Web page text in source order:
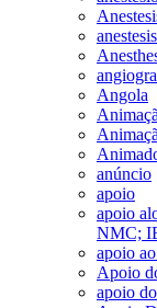
Angola
anúncio
apoio
apoio
NMC;
apoio
Apoio
apoio